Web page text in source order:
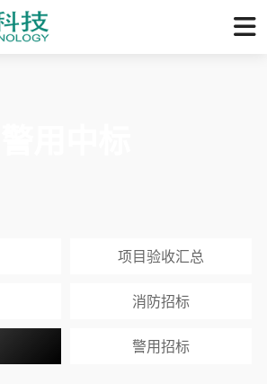
项目验收汇总
消防招标
警用招标